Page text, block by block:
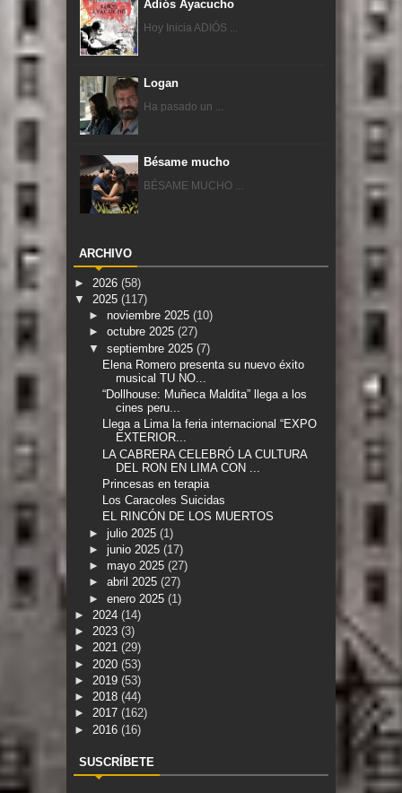
Adiós Ayacucho
Hoy Inicia ADIÓS ...
Logan
Ha pasado un ...
Bésame mucho
BÉSAME MUCHO ...
ARCHIVO
► 2026 (58)
▼ 2025 (117)
► noviembre 2025 (10)
► octubre 2025 (27)
▼ septiembre 2025 (7)
Elena Romero presenta su nuevo éxito
musical TU NO...
“Dollhouse: Muñeca Maldita” llega a los
cines peru...
Llega a Lima la feria internacional “EXPO
EXTERIOR...
LA CABRERA CELEBRÓ LA CULTURA
DEL RON EN LIMA CON ...
Princesas en terapia
Los Caracoles Suicidas
EL RINCÓN DE LOS MUERTOS
► julio 2025 (1)
► junio 2025 (17)
► mayo 2025 (27)
► abril 2025 (27)
► enero 2025 (1)
► 2024 (14)
► 2023 (3)
► 2021 (29)
► 2020 (53)
► 2019 (53)
► 2018 (44)
► 2017 (162)
► 2016 (16)
SUSCRÍBETE